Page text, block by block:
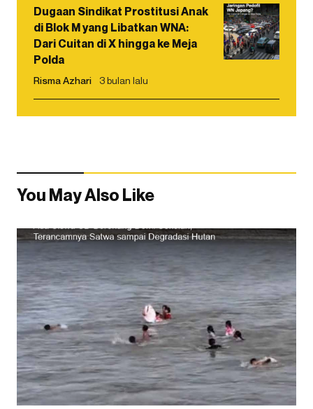
Dugaan Sindikat Prostitusi Anak
di Blok M yang Libatkan WNA:
Dari Cuitan di X hingga ke Meja
Polda
Risma Azhari 3 bulan lalu
You May Also Like